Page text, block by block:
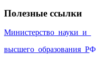
Полезные ссылки
Министерство_науки_и_
высшего_образования_РФ